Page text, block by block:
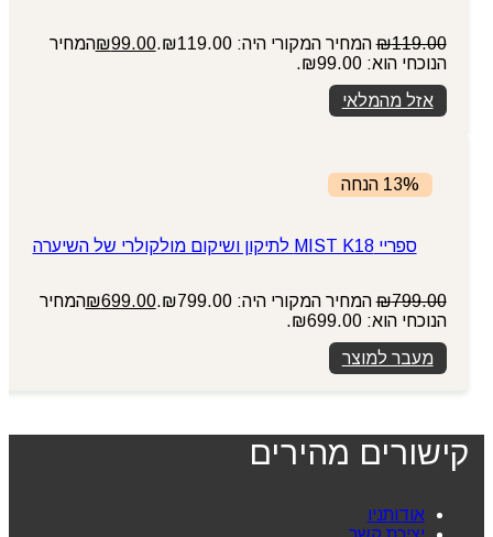
₪119.00 המחיר המקורי היה: ₪119.00. ₪99.00
המחיר
הנוכחי הוא: ₪99.00.
אזל מהמלאי
13% הנחה
ספריי MIST K18 לתיקון ושיקום מולקולרי של השיערה
₪799.00 המחיר המקורי היה: ₪799.00. ₪699.00
המחיר
הנוכחי הוא: ₪699.00.
מעבר למוצר
קישורים מהירים
אודותניו